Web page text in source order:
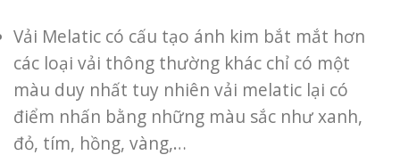
Vải Melatic có cấu tạo ánh kim bắt mắt hơn
các loại vải thông thường khác chỉ có một
màu duy nhất tuy nhiên vải melatic lại có
điểm nhấn bằng những màu sắc như xanh,
đỏ, tím, hồng, vàng,…